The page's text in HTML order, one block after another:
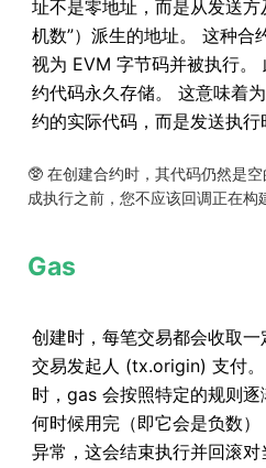
址不是零地址，而是从发送
机数”）派生的地址。 这种
视为 EVM 字节码并被执行。
约代码永久存储。 这意味着
约的实际代码，而是发送执行
🥸 在创建合约时，其代码仍然是
成执行之前，您不应该回调正在构
Gas
创建时，每笔交易都会收取
交易发起人 (tx.origin) 支付
时，gas 会按照特定的规则
何时候用完（即它会是负数
异常，这会结束执行并回滚